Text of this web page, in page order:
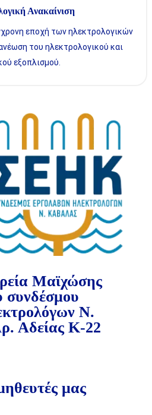
Ανακαίνιση
εποχή των ηλεκτρολογικών
του ηλεκτρολογικού και
εξοπλισμού.
Μαϊχώσης
συνδέσμου
Ν.
Αδείας Κ-22
μας